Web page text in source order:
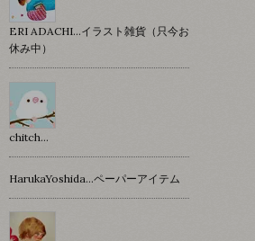
ERI ADACHI...イラスト雑貨（只今お
休み中）
chitch…
HarukaYoshida…ペーパーアイテム